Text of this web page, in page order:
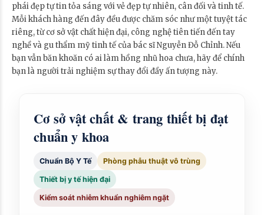
phái đẹp tự tin tỏa sáng với vẻ đẹp tự nhiên, cân đối và tinh tế.
Mỗi khách hàng đến đây đều được chăm sóc như một tuyệt tác
riêng, từ cơ sở vật chất hiện đại, công nghệ tiên tiến đến tay
nghề và gu thẩm mỹ tinh tế của bác sĩ Nguyễn Đỗ Chỉnh. Nếu
bạn vẫn băn khoăn có ai làm hồng nhũ hoa chưa, hãy để chính
bạn là người trải nghiệm sự thay đổi đầy ấn tượng này.
Cơ sở vật chất & trang thiết bị đạt
chuẩn y khoa
Chuẩn Bộ Y Tế Phòng phẫu thuật vô trùng
Thiết bị y tế hiện đại
Kiểm soát nhiễm khuẩn nghiêm ngặt